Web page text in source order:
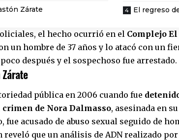
Zárate
El regreso
el hecho ocurrió en el Complejo
un hombre de 37 años y lo atacó con un
después y el sospechoso fue arrestado.
pública en 2006 cuando fue
crimen de Nora Dalmasso, asesinada en
fue acusado de abuso sexual seguido de
que un análisis de ADN realizado por